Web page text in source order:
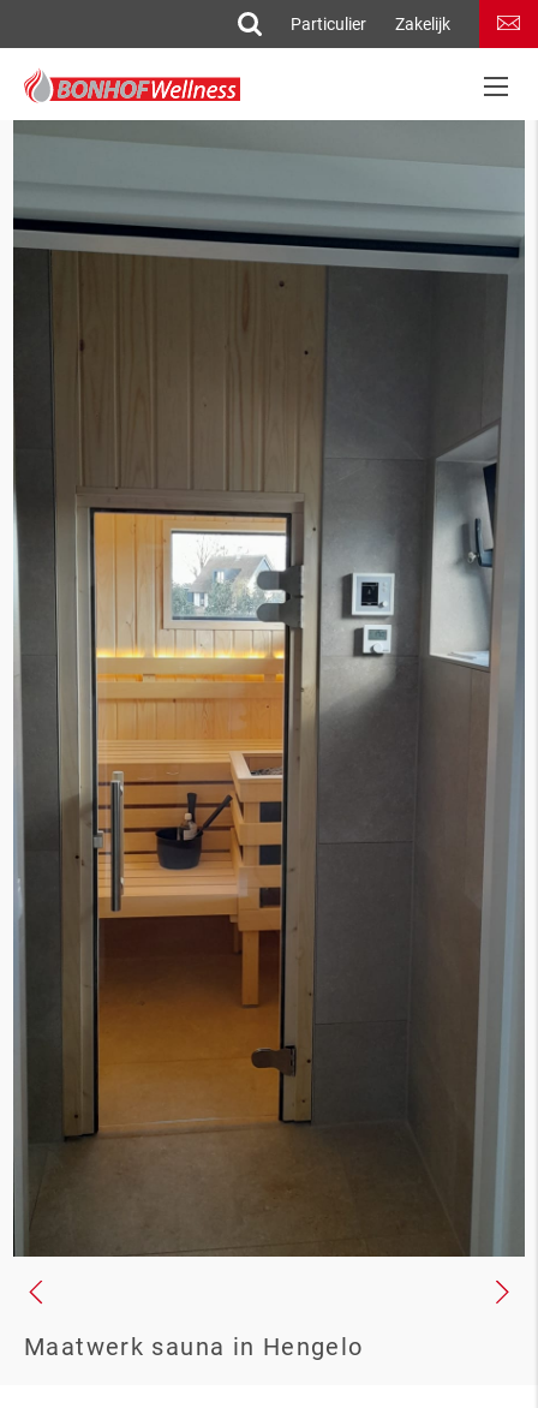
Particulier Zakelijk
Maatwerk sauna in Hengelo